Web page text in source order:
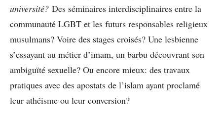
université? Des séminaires interdisciplinaires entre la
communauté LGBT et les futurs responsables religieux
musulmans? Voire des stages croisés? Une lesbienne
s’essayant au métier d’imam, un barbu découvrant son
ambiguïté sexuelle? Ou encore mieux: des travaux
pratiques avec des apostats de l’islam ayant proclamé
leur athéisme ou leur conversion?